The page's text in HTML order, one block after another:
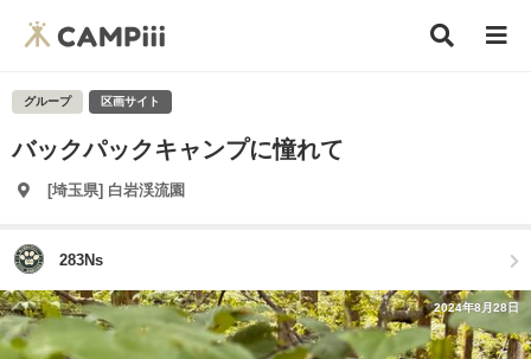
グループ 区画サイト
バックパックキャンプに憧れて
[埼玉県] 白岩渓流園
283Ns
2024年8月28日